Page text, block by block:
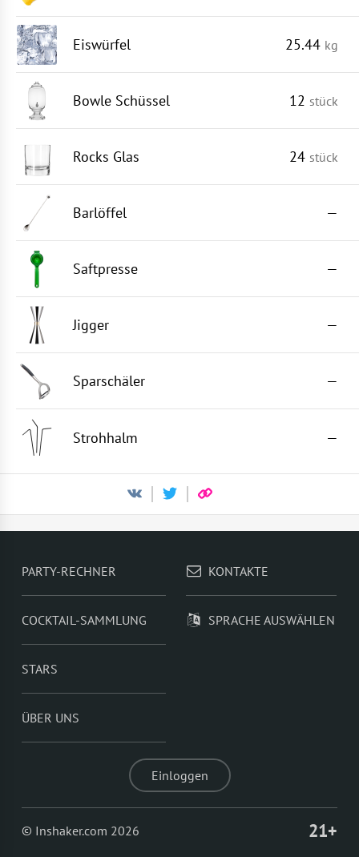
Eiswürfel 25.44 kg
Bowle Schüssel 12 stück
Rocks Glas 24 stück
Barlöffel —
Saftpresse —
Jigger —
Sparschäler —
Strohhalm —
PARTY-RECHNER
COCKTAIL-SAMMLUNG
STARS
ÜBER UNS
KONTAKTE
SPRACHE AUSWÄHLEN
Einloggen
© Inshaker.com 2026 21+